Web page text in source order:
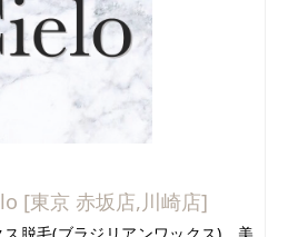
[東京 赤坂店,川崎店]